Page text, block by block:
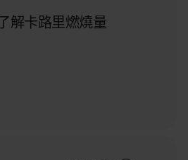
了解卡路里燃燒量